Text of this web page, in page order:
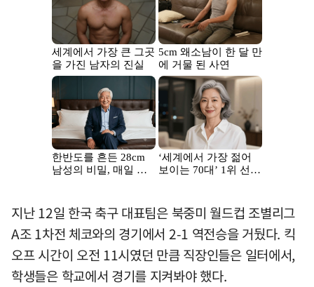
지난 12일 한국 축구 대표팀은 북중미 월드컵 조별리그
A조 1차전 체코와의 경기에서 2-1 역전승을 거뒀다. 킥
오프 시간이 오전 11시였던 만큼 직장인들은 일터에서,
학생들은 학교에서 경기를 지켜봐야 했다.